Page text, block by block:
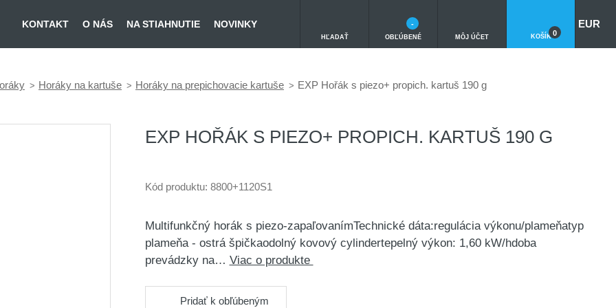
KONTAKT O NÁS NA STIAHNUTIE NOVINKY
HĽADAŤ OBĽÚBENÉ
-
MÔJ ÚČET KOŠÍK 0
EUR
Horáky na kartuše Horáky na prepichovacie kartuše EXP Hořák s piezo+ propich. kartuš 190 g
EXP HOŘÁK S PIEZO+ PROPICH. KARTUŠ 190 G
Kód produktu: 8800+1120S1
Multifunkčný horák s piezo-zapaľovanímTechnické dáta:regulácia výkonu/plameňatyp
plameňa - ostrá špičkaodolný kovový cylindertepelný výkon: 1,60 kW/hdoba
prevádzky na… Viac o produkte
Pridať k obľúbeným